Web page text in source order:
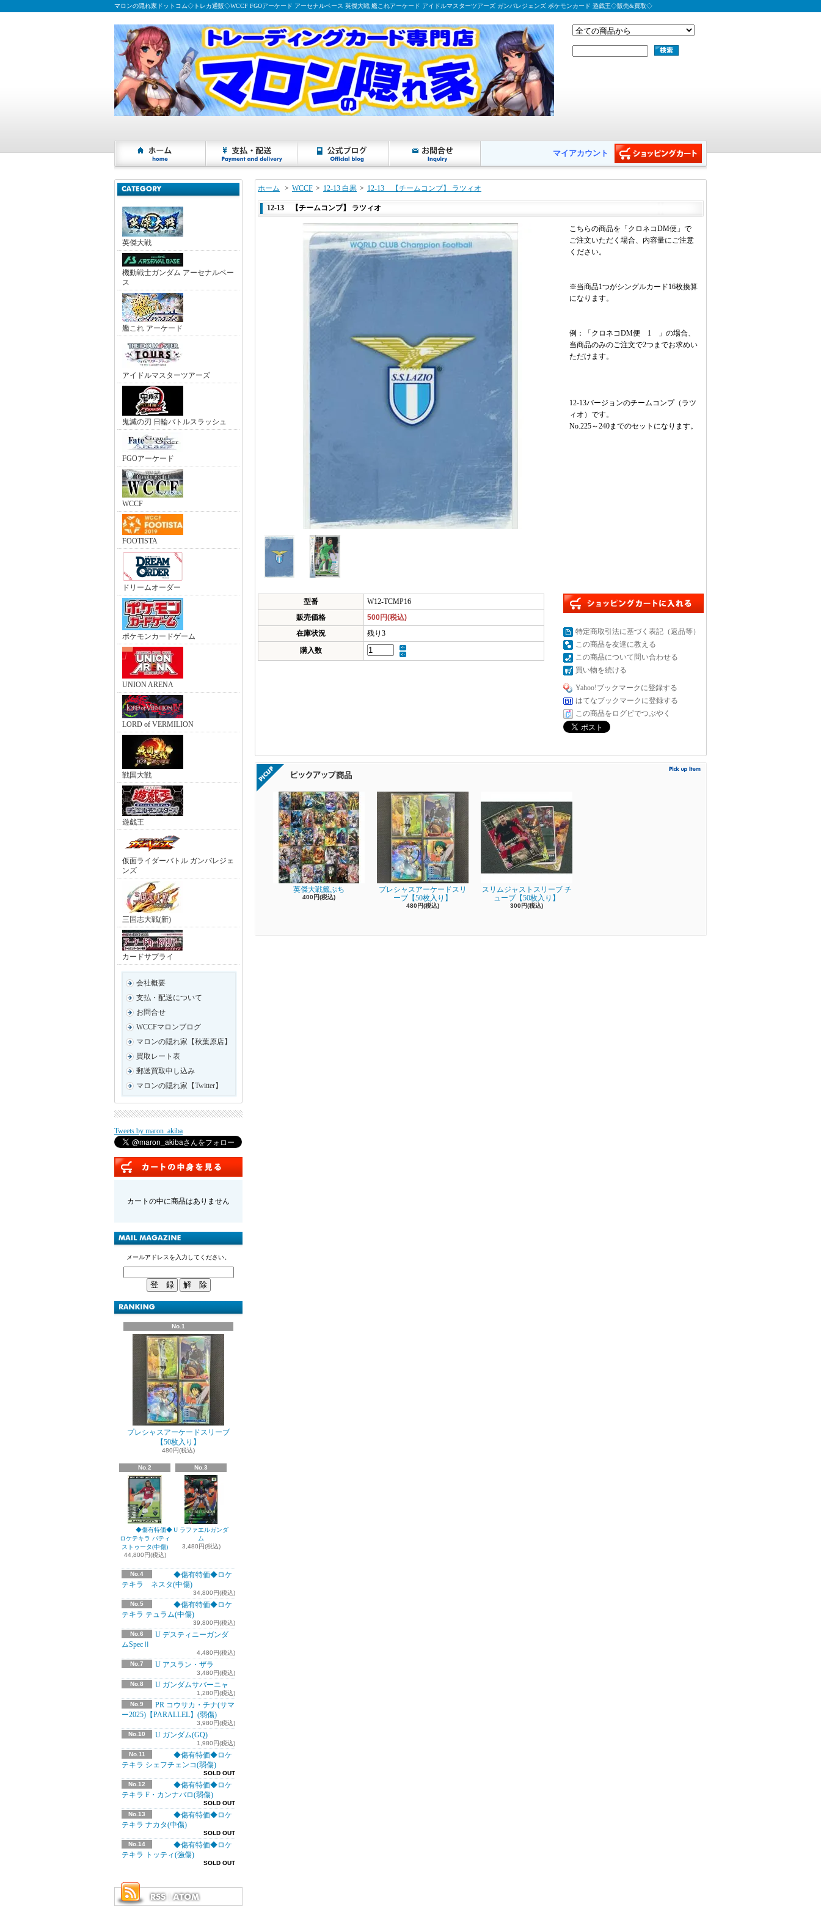
マロンの隠れ家ドットコム◇トレカ通販◇WCCF FGOアーケード アーセナルベース 英傑大戦 艦これアーケード アイドルマスターツアーズ ガンバレジェンズ ポケモンカード 遊戯王◇販売&買取◇
マイアカウント
英傑大戦
機動戦士ガンダム アーセナルベー
ス
艦これ アーケード
アイドルマスターツアーズ
鬼滅の刃 日輪バトルスラッシュ
FGOアーケード
WCCF
FOOTISTA
ドリームオーダー
ポケモンカードゲーム
UNION ARENA
LORD of VERMILION
戦国大戦
遊戯王
仮面ライダーバトル ガンバレジェ
ンズ
三国志大戦(新)
カードサプライ
会社概要
支払・配送について
お問合せ
WCCFマロンブログ
マロンの隠れ家【秋葉原店】
買取レート表
郵送買取申し込み
マロンの隠れ家【Twitter】
Tweets by maron_akiba
カートの中に商品はありません
メールアドレスを入力してください。
No.1
プレシャスアーケードスリーブ
【50枚入り】
480円(税込)
No.2
◆傷有特価◆
ロケテキラ バティ
ストゥータ(中傷)
44,800円(税込)
No.3
U ラファエルガンダ
ム
3,480円(税込)
No.4
◆傷有特価◆ロケ
テキラ ネスタ(中傷)
34,800円(税込)
No.5
◆傷有特価◆ロケ
テキラ テュラム(中傷)
39,800円(税込)
No.6
U デスティニーガンダ
ムSpecⅡ
4,480円(税込)
No.7
U アスラン・ザラ
3,480円(税込)
No.8
U ガンダムサバーニャ
1,280円(税込)
No.9
PR コウサカ・チナ(サマ
ー2025)【PARALLEL】(弱傷)
3,980円(税込)
No.10
U ガンダム(GQ)
1,980円(税込)
No.11
◆傷有特価◆ロケ
テキラ シェフチェンコ(弱傷)
SOLD OUT
No.12
◆傷有特価◆ロケ
テキラ F・カンナバロ(弱傷)
SOLD OUT
No.13
◆傷有特価◆ロケ
テキラ ナカタ(中傷)
SOLD OUT
No.14
◆傷有特価◆ロケ
テキラ トッティ(強傷)
SOLD OUT
ホーム > WCCF > 12-13 白黒 > 12-13 【チームコンプ】 ラツィオ
12-13 【チームコンプ】 ラツィオ
こちらの商品を「クロネコDM便」で
ご注文いただく場合、内容量にご注意
ください。
※当商品1つがシングルカード16枚換算
になります。
例：「クロネコDM便 1 」の場合、
当商品のみのご注文で2つまでお求めい
ただけます。
12-13バージョンのチームコンプ（ラツ
ィオ）です。
No.225～240までのセットになります。
型番
W12-TCMP16
販売価格
500円(税込)
在庫状況
残り3
購入数
特定商取引法に基づく表記（返品等）
この商品を友達に教える
この商品について問い合わせる
買い物を続ける
Yahoo!ブックマークに登録する
はてなブックマークに登録する
この商品をログピでつぶやく
英傑大戦籤ぷち
400円(税込)
プレシャスアーケードスリ
ーブ【50枚入り】
480円(税込)
スリムジャストスリーブ チ
ューブ【50枚入り】
300円(税込)